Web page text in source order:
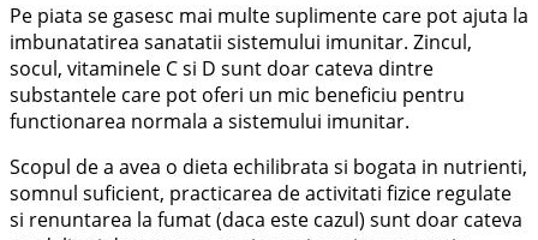
Pe piata se gasesc mai multe suplimente care pot ajuta la
imbunatatirea sanatatii sistemului imunitar. Zincul,
socul, vitaminele C si D sunt doar cateva dintre
substantele care pot oferi un mic beneficiu pentru
functionarea normala a sistemului imunitar.
Scopul de a avea o dieta echilibrata si bogata in nutrienti,
somnul suficient, practicarea de activitati fizice regulate
si renuntarea la fumat (daca este cazul) sunt doar cateva